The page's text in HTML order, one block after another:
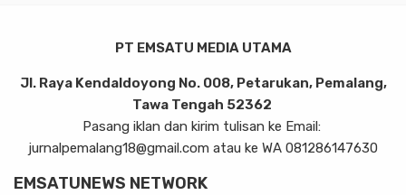
PT EMSATU MEDIA UTAMA
Jl. Raya Kendaldoyong No. 008, Petarukan, Pemalang,
Tawa Tengah 52362
Pasang iklan dan kirim tulisan ke Email:
jurnalpemalang18@gmail.com atau ke WA 081286147630
EMSATUNEWS NETWORK